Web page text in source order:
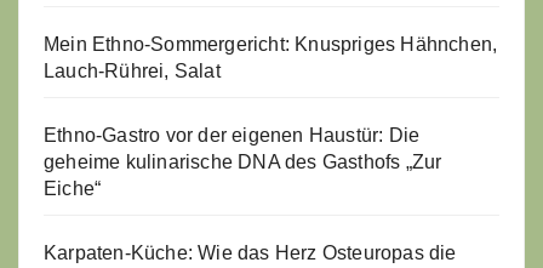
Mein Ethno-Sommergericht: Knuspriges Hähnchen,
Lauch-Rührei, Salat
Ethno-Gastro vor der eigenen Haustür: Die
geheime kulinarische DNA des Gasthofs „Zur
Eiche“
Karpaten-Küche: Wie das Herz Osteuropas die